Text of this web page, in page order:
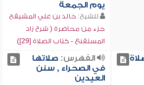
يوم الجمعة
للشيخ: خالد بن علي المشيقح
جزء من محاضرة ( شرح زاد
المستقنع - كتاب الصلاة [29])
الفهرس: صلاتها
في الصحراء , سنن
العيدين